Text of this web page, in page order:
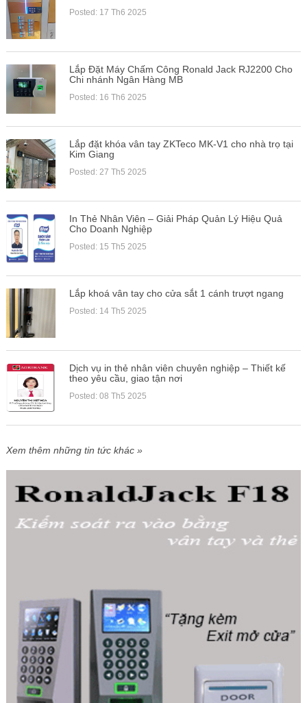
Posted: 17 Th6 2025
Lắp Đặt Máy Chấm Công Ronald Jack RJ2200 Cho
Chi nhánh Ngân Hàng MB
Posted: 16 Th6 2025
Lắp đặt khóa vân tay ZKTeco MK-V1 cho nhà trọ tại
Kim Giang
Posted: 27 Th5 2025
In Thẻ Nhân Viên – Giải Pháp Quản Lý Hiệu Quả
Cho Doanh Nghiệp
Posted: 15 Th5 2025
Lắp khoá vân tay cho cửa sắt 1 cánh trượt ngang
Posted: 14 Th5 2025
Dịch vụ in thẻ nhân viên chuyên nghiệp – Thiết kế
theo yêu cầu, giao tận nơi
Posted: 08 Th5 2025
Xem thêm những tin tức khác »